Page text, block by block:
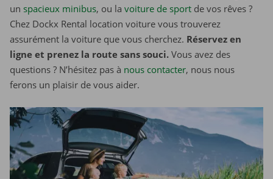
un spacieux minibus, ou la voiture de sport de vos rêves ?
Chez Dockx Rental location voiture vous trouverez
assurément la voiture que vous cherchez. Réservez en
ligne et prenez la route sans souci. Vous avez des
questions ? N’hésitez pas à nous contacter, nous nous
ferons un plaisir de vous aider.